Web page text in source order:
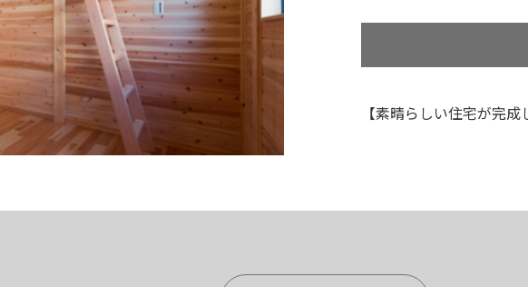
【素晴らしい住宅が完